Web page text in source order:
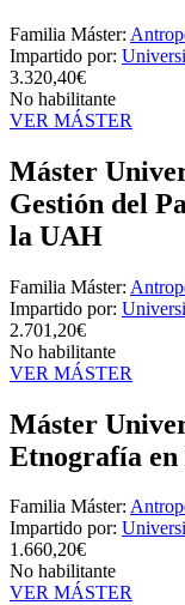
Familia Máster:
Impartido por:
3.320,40€
No habilitante
VER MÁSTER
Máster
Gestión del
la UAH
Familia Máster:
Impartido por:
2.701,20€
No habilitante
VER MÁSTER
Máster
Etnografía en
Familia Máster:
Impartido por:
1.660,20€
No habilitante
VER MÁSTER